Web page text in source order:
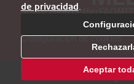
Sobre HearbetterFAQ
Política de privacidad
Configuración de cookies
de privacidad.
Aceptar